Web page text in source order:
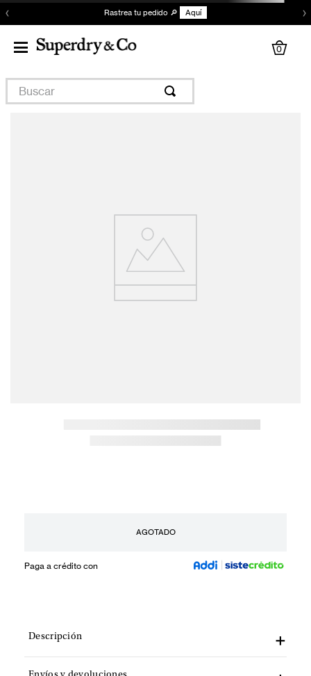
‹ Rastrea tu pedido 🔎 Aquí ›
0
Buscar
AGOTADO
Paga a crédito con
Descripción